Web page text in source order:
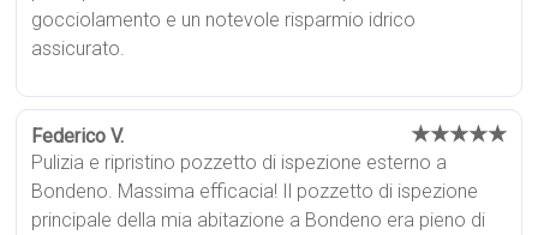
gocciolamento e un notevole risparmio idrico
assicurato.
Federico V. ★★★★★
Pulizia e ripristino pozzetto di ispezione esterno a
Bondeno. Massima efficacia! Il pozzetto di ispezione
principale della mia abitazione a Bondeno era pieno di